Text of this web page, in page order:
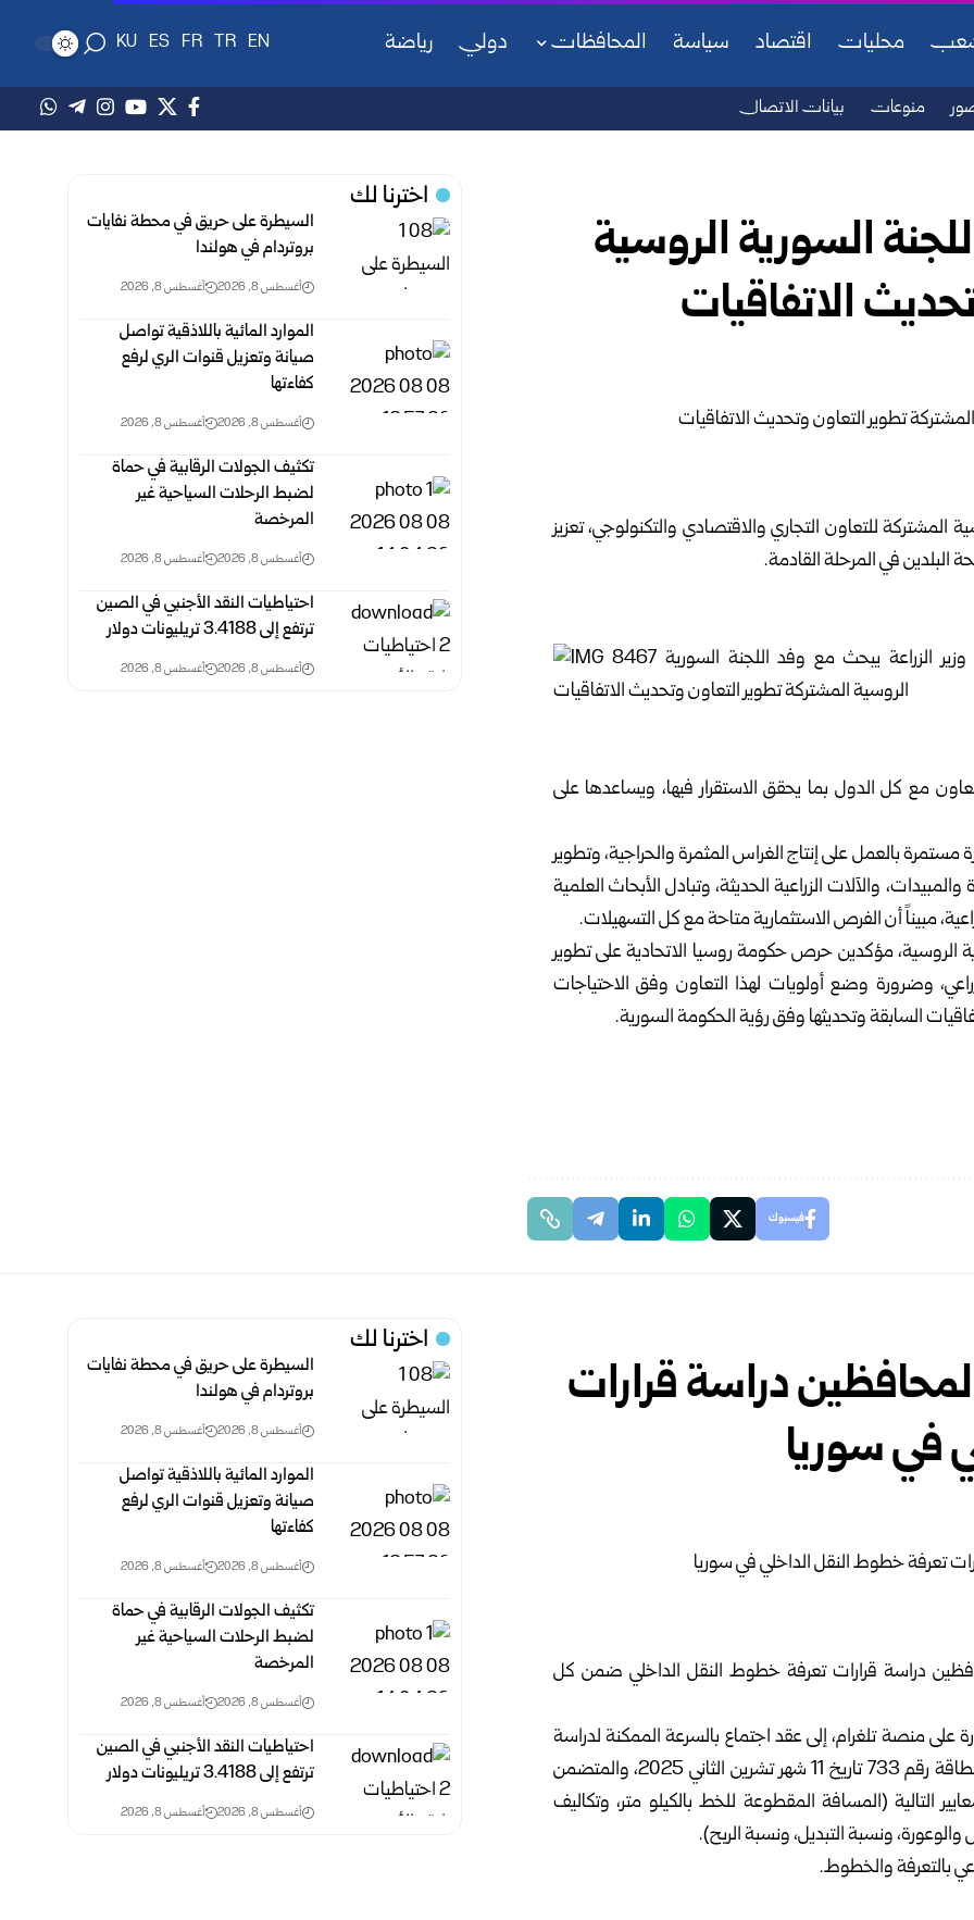
محليات اقتصاد سياسة المحافظات دولي رياضة EN
TR
FR
ES
KU
منوعات بيانات الاتصال
السورية الروسية
الاتفاقيات
المشتركة للتعاون التجاري والاقتصادي والتكنولوجي، تعزيز
البلدين في المرحلة القادمة.
مع كل الدول بما يحقق الاستقرار فيها، ويساعدها على
مستمرة بالعمل على إنتاج الغراس المثمرة والحراجية، وتطوير
والآلات الزراعية الحديثة، وتبادل الأبحاث العلمية
مبيناً أن الفرص الاستثمارية متاحة مع كل التسهيلات.
الروسية، مؤكدين حرص حكومة روسيا الاتحادية على تطوير
وضرورة وضع أولويات لهذا التعاون وفق الاحتياجات
السابقة وتحديثها وفق رؤية الحكومة السورية.
فيسبوك
اخترنا لك
السيطرة على حريق في محطة نفايات
بروتردام في هولندا
أغسطس 8, 2026 أغسطس 8, 2026
الموارد المائية باللاذقية تواصل
صيانة وتعزيل قنوات الري لرفع
‏كفاءتها
أغسطس 8, 2026 أغسطس 8, 2026
تكثيف الجولات الرقابية في حماة
لضبط الرحلات السياحية غير
‏المرخصة
أغسطس 8, 2026 أغسطس 8, 2026
احتياطيات النقد الأجنبي في الصين
ترتفع إلى 3.4188 ‏تريليونات دولار
أغسطس 8, 2026 أغسطس 8, 2026
دراسة قرارات
في سوريا
دراسة قرارات تعرفة خطوط النقل الداخلي ضمن كل
على منصة تلغرام، إلى عقد اجتماع بالسرعة الممكنة لدراسة
رقم 733 تاريخ 11 شهر تشرين الثاني 2025، والمتضمن
التالية (المسافة المقطوعة للخط بالكيلو متر، وتكاليف
ونسبة التبديل، ونسبة الربح).
بالتعرفة والخطوط.
اخترنا لك
السيطرة على حريق في محطة نفايات
بروتردام في هولندا
أغسطس 8, 2026 أغسطس 8, 2026
الموارد المائية باللاذقية تواصل
صيانة وتعزيل قنوات الري لرفع
‏كفاءتها
أغسطس 8, 2026 أغسطس 8, 2026
تكثيف الجولات الرقابية في حماة
لضبط الرحلات السياحية غير
‏المرخصة
أغسطس 8, 2026 أغسطس 8, 2026
احتياطيات النقد الأجنبي في الصين
ترتفع إلى 3.4188 ‏تريليونات دولار
أغسطس 8, 2026 أغسطس 8, 2026